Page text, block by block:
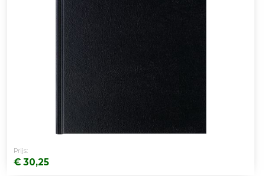
Prijs:
€ 30,25